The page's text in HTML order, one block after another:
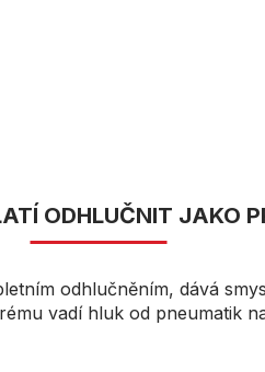
ODHLUČNIT JAKO
odhlučněním, dává
vadí hluk od pneumatik